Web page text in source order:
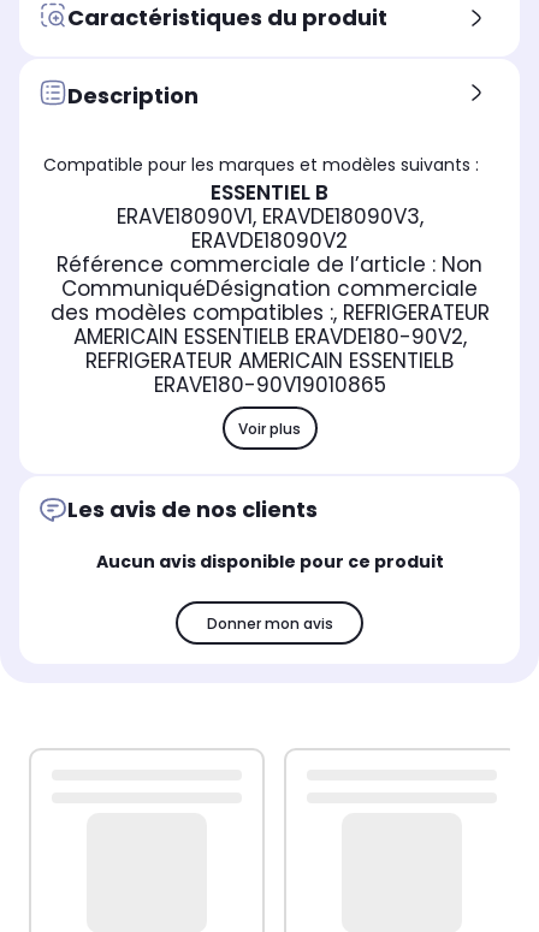
Caractéristiques du produit
Description
Compatible pour les marques et modèles suivants :
ESSENTIEL B
ERAVE18090V1, ERAVDE18090V3,
ERAVDE18090V2
Référence commerciale de l’article : Non
CommuniquéDésignation commerciale
des modèles compatibles :, REFRIGERATEUR
AMERICAIN ESSENTIELB ERAVDE180-90V2,
REFRIGERATEUR AMERICAIN ESSENTIELB
ERAVE180-90V19010865
Voir plus
Les avis de nos clients
Aucun avis disponible pour ce produit
Donner mon avis